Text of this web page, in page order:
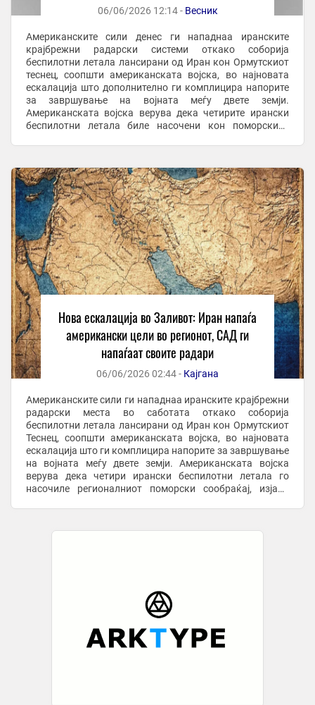
06/06/2026 12:14 - Весник
Американските сили денес ги нападнаа иранските
крајбрежни радарски системи откако соборија
беспилотни летала лансирани од Иран кон Ормутскиот
теснец, соопшти американската војска, во најновата
ескалација што дополнително ги комплицира напорите
за завршување на војната меѓу двете земји.
Американската војска верува дека четирите ирански
беспилотни летала биле насочени кон поморскиот
Нова ескалација во Заливот: Иран напаѓа
американски цели во регионот, САД ги
напаѓаат своите радари
06/06/2026 02:44 - Кајгана
Американските сили ги нападнаа иранските крајбрежни
радарски места во саботата откако соборија
беспилотни летала лансирани од Иран кон Ормутскиот
Теснец, соопшти американската војска, во најновата
ескалација што ги комплицира напорите за завршување
на војната меѓу двете земји. Американската војска
верува дека четири ирански беспилотни летала го
насочиле регионалниот поморски сообраќај, изјави